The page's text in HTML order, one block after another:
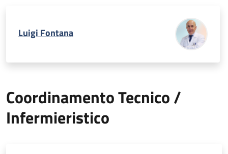
Luigi Fontana
Coordinamento Tecnico /
Infermieristico